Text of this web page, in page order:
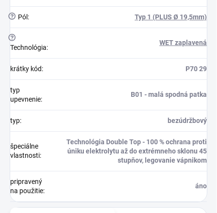
? Pól: Typ 1 (PLUS Ø 19,5mm)
?
Technológia:
WET zaplavená
krátky kód: P70 29
typ
upevnenie:
B01 - malá spodná patka
typ: bezúdržbový
špeciálne
vlastnosti:
Technológia Double Top - 100 % ochrana proti
úniku elektrolytu až do extrémneho sklonu 45
stupňov, legovanie vápnikom
pripravený
na použitie:
áno